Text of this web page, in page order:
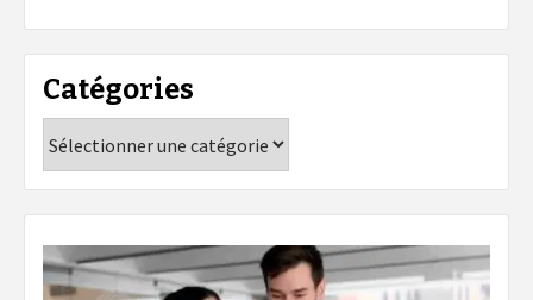
Catégories